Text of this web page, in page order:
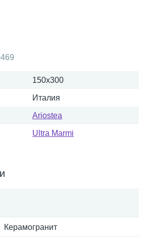
150x300
Италия
Ariostea
Ultra Marmi
Керамогранит